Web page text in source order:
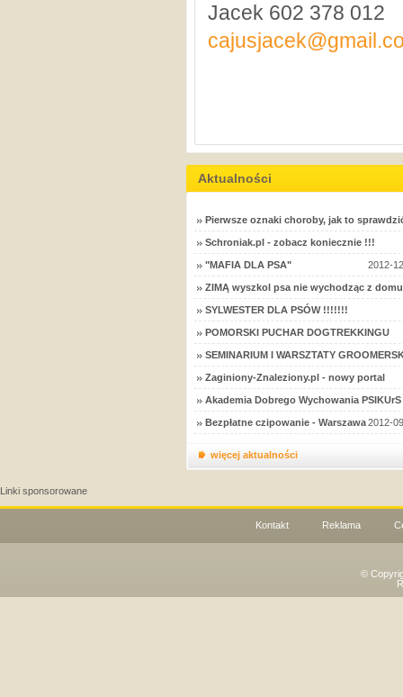
Jacek 602 378 012
Aktualności
Pierwsze oznaki choroby, jak to
Schroniak.pl - zobacz koniecznie !!!
"MAFIA DLA PSA" 2012-
ZIMĄ wyszkol psa nie wychodząc z
SYLWESTER DLA PSÓW !!!!!!!
POMORSKI PUCHAR DOGTREKKINGU
SEMINARIUM I WARSZTATY
Zaginiony-Znaleziony.pl - nowy portal
Akademia Dobrego Wychowania
Bezpłatne czipowanie - Warszawa2012-
więcej aktualności
Linki sponsorowane
Kontakt Reklama
©